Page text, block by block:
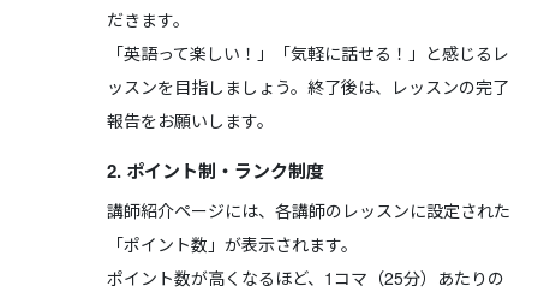
だきます。
「英語って楽しい！」「気軽に話せる！」と感じるレ
ッスンを目指しましょう。終了後は、レッスンの完了
報告をお願いします。
2. ポイント制・ランク制度
講師紹介ページには、各講師のレッスンに設定された
「ポイント数」が表示されます。
ポイント数が高くなるほど、1コマ（25分）あたりの